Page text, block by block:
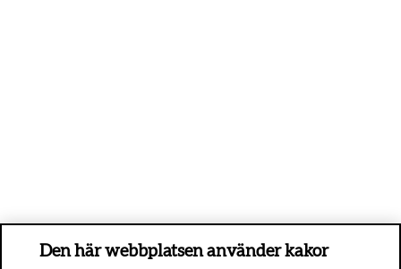
Den här webbplatsen använder kakor